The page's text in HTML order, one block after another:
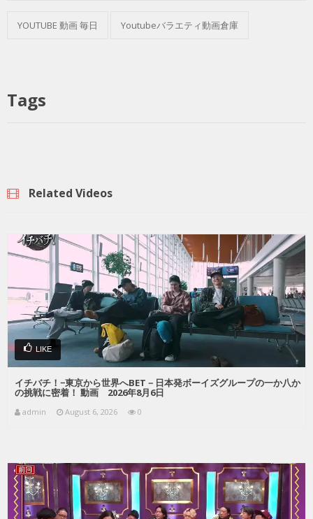
YOUTUBE 動画 毎日 Youtubeバラエティ動画倉庫
Tags
Related Videos
LIKE
イチバチ！−東京から世界へBET－日本発ボーイズグループの一か八か
の挑戦に密着！ 動画 2026年8月6日
admin August 6, 2026 0